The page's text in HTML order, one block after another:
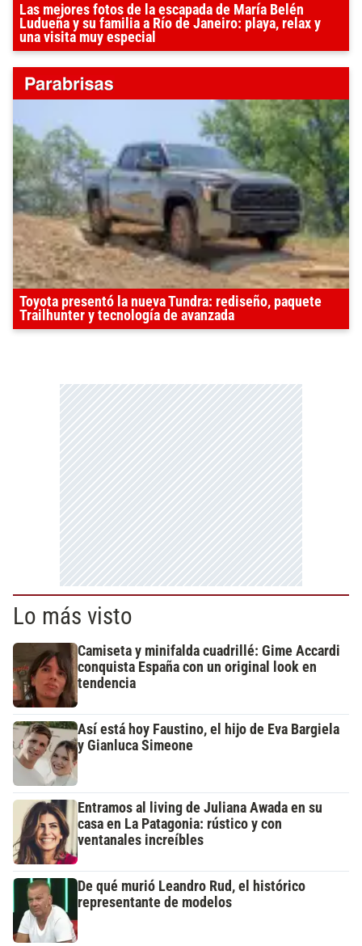
Las mejores fotos de la escapada de María Belén
Ludueña y su familia a Río de Janeiro: playa, relax y
una visita muy especial
Toyota presentó la nueva Tundra: rediseño, paquete
Trailhunter y tecnología de avanzada
Lo más visto
Camiseta y minifalda cuadrillé: Gime Accardi
conquista España con un original look en
tendencia
Así está hoy Faustino, el hijo de Eva Bargiela
y Gianluca Simeone
Entramos al living de Juliana Awada en su
casa en La Patagonia: rústico y con
ventanales increíbles
De qué murió Leandro Rud, el histórico
representante de modelos